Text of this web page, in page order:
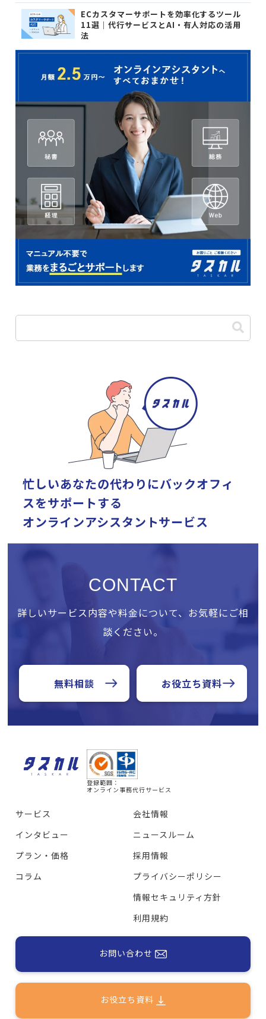
ECカスタマーサポートを効率化するツール
11選｜代行サービスとAI・有人対応の活用
法
忙しいあなたの代わりにバックオフィ
スをサポートする
オンラインアシスタントサービス
CONTACT
詳しいサービス内容や料金について、お気軽にご相
談ください。
無料相談 お役立ち資料
登録範囲：
オンライン事務代行サービス
サービス
インタビュー
プラン・価格
コラム
会社情報
ニュースルーム
採用情報
プライバシーポリシー
情報セキュリティ方針
利用規約
お問い合わせ
お役立ち資料